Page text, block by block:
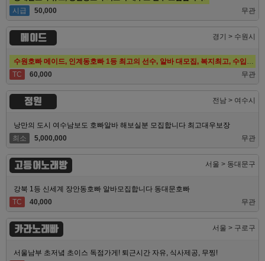
시급
50,000 무관
메이드 경기 > 수원시
수원호빠 메이드, 인계동호빠 1등 최고의 선수, 알바 대모집, 복지최고, 수입최고
TC
60,000 무관
정원 전남 > 여수시
낭만의 도시 여수남보도 호빠알바 해보실분 모집합니다 최고대우보장
최소
5,000,000 무관
고등어노래방 서울 > 동대문구
강북 1등 신세계 장안동호빠 알바모집합니다 동대문호빠
TC
40,000 무관
카라노래빠 서울 > 구로구
서울남부 초저녘 초이스 독점가게! 퇴근시간 자유, 식사제공, 무찡!